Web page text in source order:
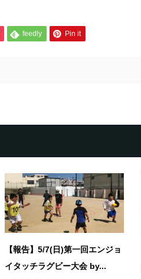
feedly Pin it
【報告】5/7(日)第一回エンジョ
イタッチラグビー大会 by...